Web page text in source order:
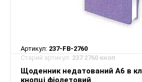
Артикул: 237-FB-2760
Старий артикул: 237 2760 кноп
Щоденник недатований А6 в
кнопці фіолетовий